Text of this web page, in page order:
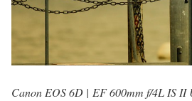
Canon EOS 6D | EF 600mm f/4L IS II